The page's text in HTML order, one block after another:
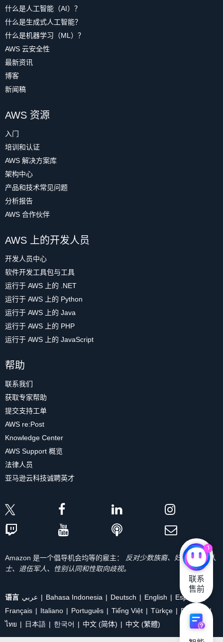
什么是人工智能（AI）？
什么是生成式人工智能？
什么是机器学习（ML）？
AWS 云安全性
最新资讯
博客
新闻稿
AWS 资源
入门
培训和认证
AWS 解决方案库
架构中心
产品和技术常见问题
分析报告
AWS 合作伙伴
AWS 上的开发人员
开发人员中心
软件开发工具包与工具
运行于 AWS 上的 .NET
运行于 AWS 上的 Python
运行于 AWS 上的 Java
运行于 AWS 上的 PHP
运行于 AWS 上的 JavaScript
帮助
联系我们
获取专家帮助
提交支持工单
AWS re:Post
Knowledge Center
AWS Support 概览
法律人员
亚马逊云科技诚聘英才
Amazon 是一个倡导机会均等的雇主： 反对少数族裔、妇女、残疾人
士、退伍军人、性别认同和性取向歧视。
语言 عربي Bahasa Indonesia Deutsch English
Español
Français
Italiano Português Tiếng Việt Türkçe
Ρусский
ไทย
日本語 한국어 中文 (简体) 中文 (繁體)
1
联系
售前